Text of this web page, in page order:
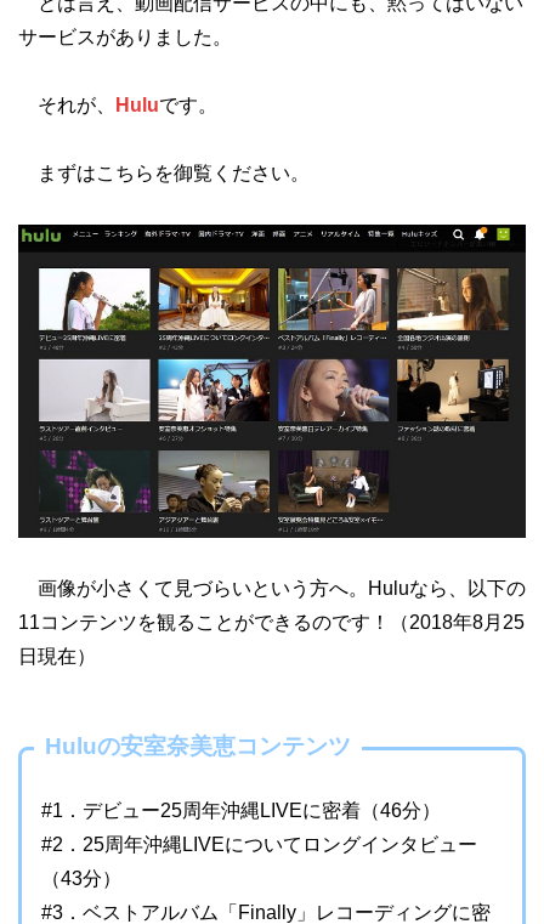
サービスがありました。
それが、 Huluです。
まずはこちらを御覧ください。
画像が小さくて見づらいという方へ。Huluなら、以下の
11コンテンツを観ることができるのです！（2018年8月25
日現在）
Huluの安室奈美恵コンテンツ
#1．デビュー25周年沖縄LIVEに密着（46分）
#2．25周年沖縄LIVEについてロングインタビュー
（43分）
#3．ベストアルバム「Finally」レコーディングに密